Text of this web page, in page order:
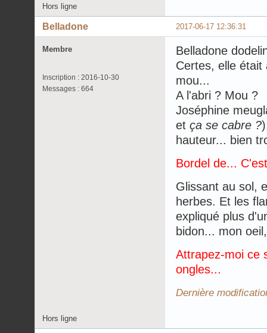
Hors ligne
2017-06-17 12:36:31
Belladone
Membre
Inscription : 2016-10-30
Messages : 664
Belladone
Certes, elle
mou...
A l'abri ? Mou ?
Joséphine
et ça se cabre ?
hauteur... bien
Bordel de...
Glissant au sol,
herbes. Et les
expliqué plus
bidon... mon
Attrapez-moi ce
ongles...
Dernière
Hors ligne